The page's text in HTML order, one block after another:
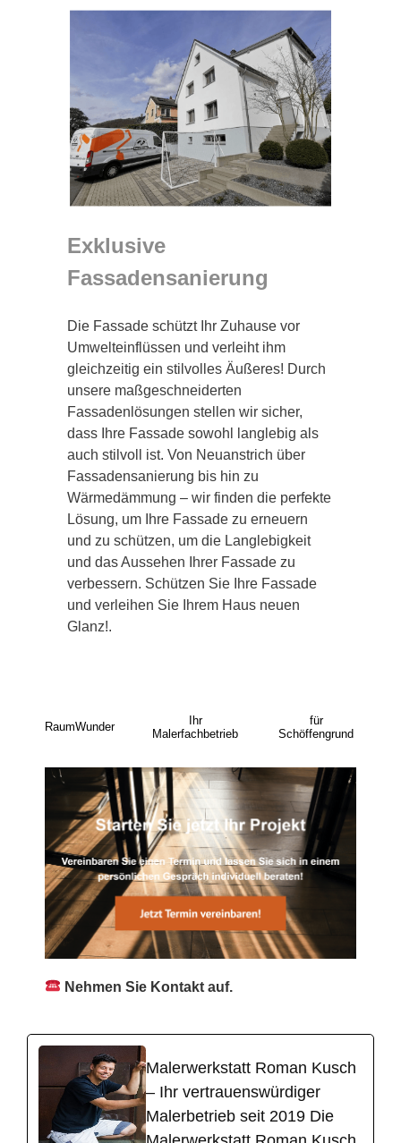
Exklusive
Fassadensanierung
Die Fassade schützt Ihr Zuhause vor
Umwelteinflüssen und verleiht ihm
gleichzeitig ein stilvolles Äußeres! Durch
unsere maßgeschneiderten
Fassadenlösungen stellen wir sicher,
dass Ihre Fassade sowohl langlebig als
auch stilvoll ist. Von Neuanstrich über
Fassadensanierung bis hin zu
Wärmedämmung – wir finden die perfekte
Lösung, um Ihre Fassade zu erneuern
und zu schützen, um die Langlebigkeit
und das Aussehen Ihrer Fassade zu
verbessern. Schützen Sie Ihre Fassade
und verleihen Sie Ihrem Haus neuen
Glanz!.
RaumWunder
Ihr
Malerfachbetrieb
für
Schöffengrund
Nehmen Sie Kontakt auf.
Malerwerkstatt Roman Kusch
– Ihr vertrauenswürdiger
Malerbetrieb seit 2019 Die